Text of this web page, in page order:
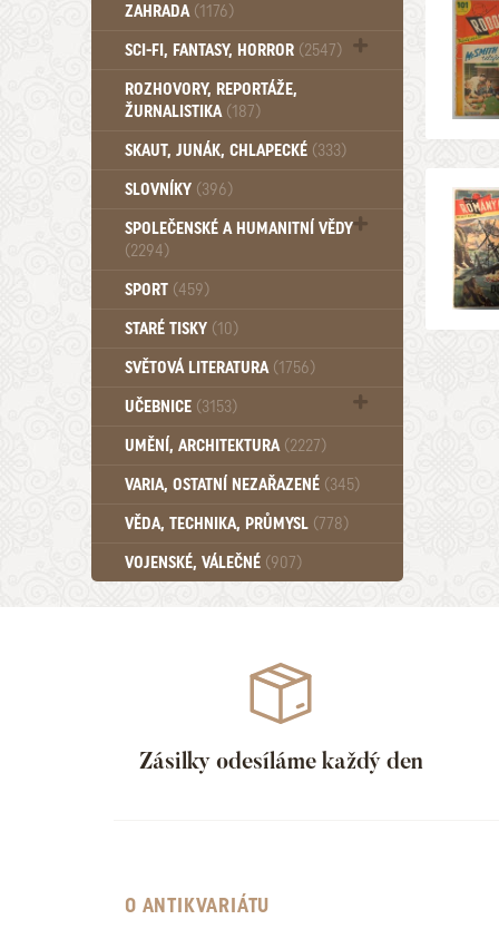
ZAHRADA (1176)
SCI-FI, FANTASY, HORROR (2547)
UFO (14)
ROZHOVORY, REPORTÁŽE,
ŽURNALISTIKA (187)
SKAUT, JUNÁK, CHLAPECKÉ (333)
SLOVNÍKY (396)
SPOLEČENSKÉ A HUMANITNÍ VĚDY
(2294)
Pedagogika (191)
Psychologie a osobní rozvoj (761)
SPORT (459)
STARÉ TISKY (10)
SVĚTOVÁ LITERATURA (1756)
UČEBNICE (3153)
Učebnice - Jazykové (1297)
Učebnice - VŠ (259)
Učebnice - ZŠ (556)
Učebnice - Ostatní (499)
UMĚNÍ, ARCHITEKTURA (2227)
VARIA, OSTATNÍ NEZAŘAZENÉ (345)
VĚDA, TECHNIKA, PRŮMYSL (778)
VOJENSKÉ, VÁLEČNÉ (907)
Zásilky odesíláme každý den
O ANTIKVARIÁTU